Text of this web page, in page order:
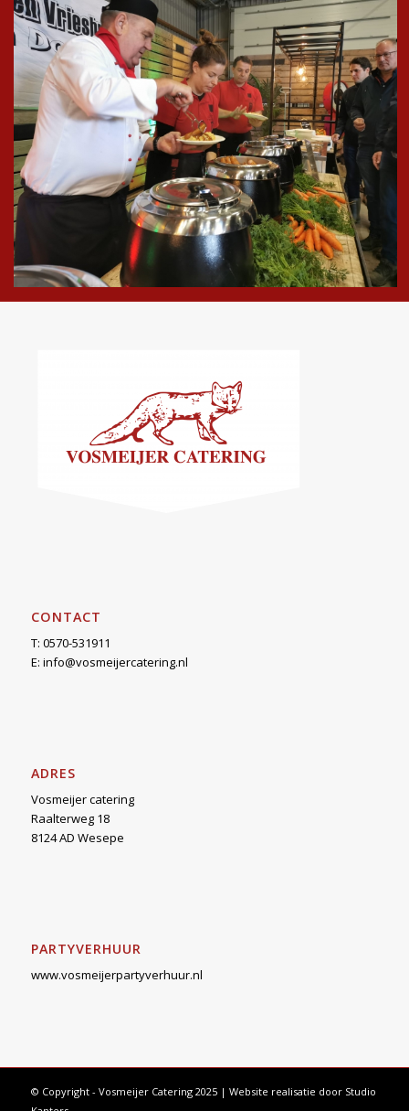
CONTACT
T: 0570-531911
E: info@vosmeijercatering.nl
ADRES
Vosmeijer catering
Raalterweg 18
8124 AD Wesepe
PARTYVERHUUR
www.vosmeijerpartyverhuur.nl
© Copyright - Vosmeijer Catering 2025 | Website realisatie door Studio